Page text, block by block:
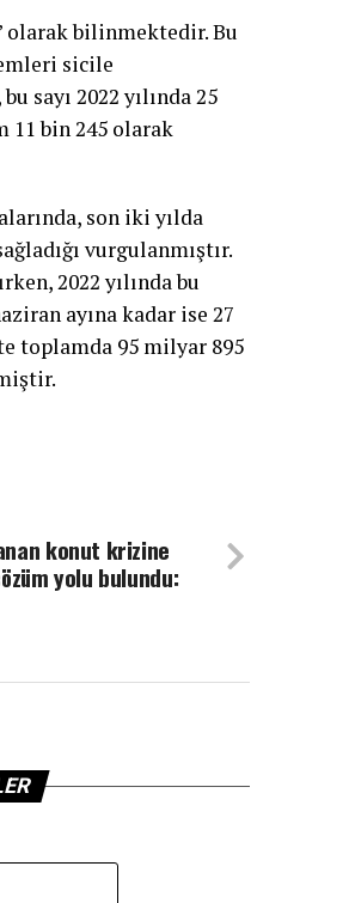
olarak bilinmektedir. Bu
sicile
sayı 2022 yılında 25
11 bin 245 olarak
son iki yılda
vurgulanmıştır.
2022 yılında bu
ayına kadar ise 27
toplamda 95 milyar 895
konut krizine
yolu bulundu: